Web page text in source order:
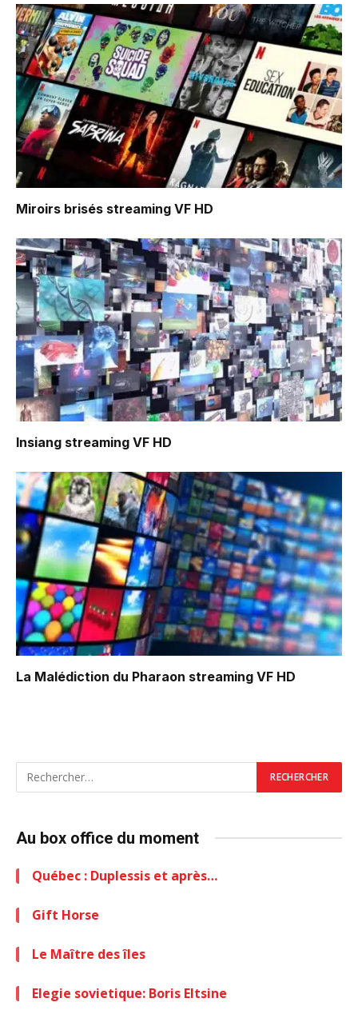
Miroirs brisés streaming VF HD
Insiang streaming VF HD
La Malédiction du Pharaon streaming VF HD
Au box office du moment
Québec : Duplessis et après…
Gift Horse
Le Maître des îles
Elegie sovietique: Boris Eltsine